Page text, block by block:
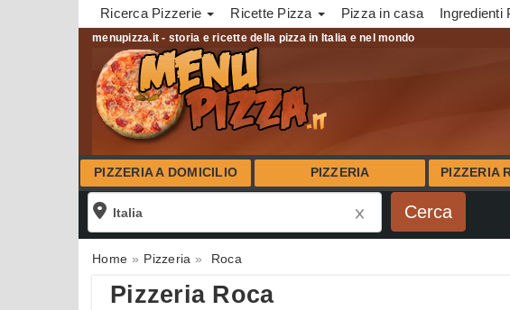
Ricerca Pizzerie Ricette Pizza Pizza in casa Ingredienti
menupizza.it - storia e ricette della pizza in Italia e nel mondo
PIZZERIA A DOMICILIO PIZZERIA PIZZERIA
Home Pizzeria Roca
Pizzeria Roca